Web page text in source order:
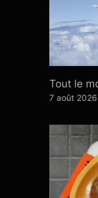
Tout le
7 août 2026